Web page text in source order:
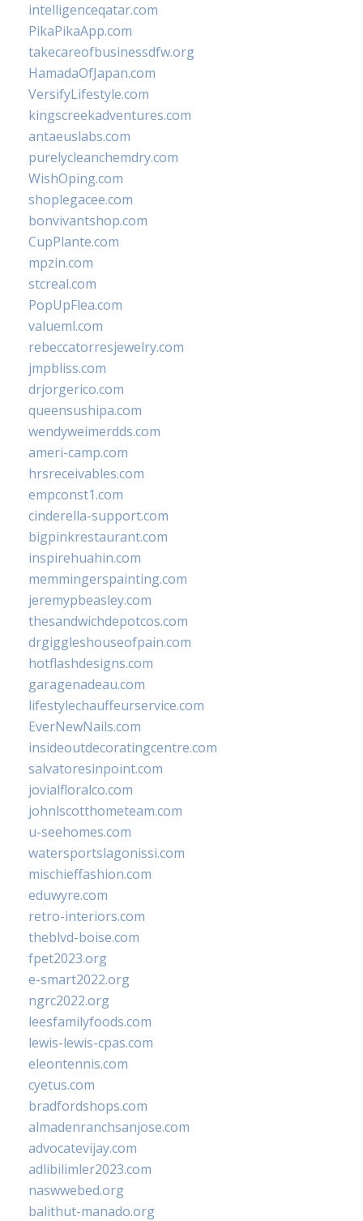
intelligenceqatar.com
PikaPikaApp.com
takecareofbusinessdfw.org
HamadaOfJapan.com
VersifyLifestyle.com
kingscreekadventures.com
antaeuslabs.com
purelycleanchemdry.com
WishOping.com
shoplegacee.com
bonvivantshop.com
CupPlante.com
mpzin.com
stcreal.com
PopUpFlea.com
valueml.com
rebeccatorresjewelry.com
jmpbliss.com
drjorgerico.com
queensushipa.com
wendyweimerdds.com
ameri-camp.com
hrsreceivables.com
empconst1.com
cinderella-support.com
bigpinkrestaurant.com
inspirehuahin.com
memmingerspainting.com
jeremypbeasley.com
thesandwichdepotcos.com
drgiggleshouseofpain.com
hotflashdesigns.com
garagenadeau.com
lifestylechauffeurservice.com
EverNewNails.com
insideoutdecoratingcentre.com
salvatoresinpoint.com
jovialfloralco.com
johnlscotthometeam.com
u-seehomes.com
watersportslagonissi.com
mischieffashion.com
eduwyre.com
retro-interiors.com
theblvd-boise.com
fpet2023.org
e-smart2022.org
ngrc2022.org
leesfamilyfoods.com
lewis-lewis-cpas.com
eleontennis.com
cyetus.com
bradfordshops.com
almadenranchsanjose.com
advocatevijay.com
adlibilimler2023.com
naswwebed.org
balithut-manado.org